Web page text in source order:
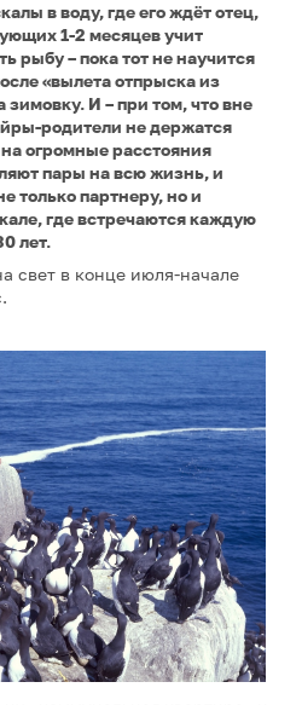
в воду, где его ждёт отец,
1-2 месяцев учит
рыбу – пока тот не научится
«вылета отпрыска из
зимовку. И – при том, что вне
родители не держатся
огромные расстояния
пары на всю жизнь, и
только партнеру, но и
где встречаются каждую
лет.
свет в конце июля-начале